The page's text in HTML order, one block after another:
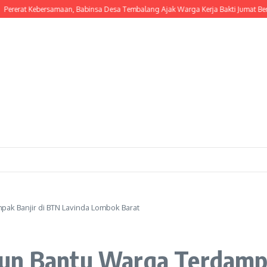
Babinsa Desa Tembalang Ajak Warga Kerja Bakti Jumat Bersih
Banjir di BTN Lavinda Lombok Barat
Bantu Warga